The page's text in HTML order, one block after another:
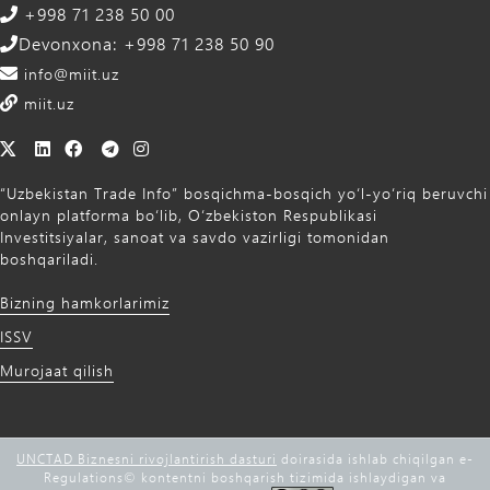
+998 71 238 50 00
Devonxona: +998 71 238 50 90
info@miit.uz
miit.uz
“Uzbekistan Trade Info” bosqichma-bosqich yo‘l-yo‘riq beruvchi
onlayn platforma bo‘lib, O‘zbekiston Respublikasi
Investitsiyalar, sanoat va savdo vazirligi tomonidan
boshqariladi.
Bizning hamkorlarimiz
ISSV
Murojaat qilish
UNCTAD Biznesni rivojlantirish dasturi doirasida ishlab chiqilgan e-
Regulations©️ kontentni boshqarish tizimida ishlaydigan va